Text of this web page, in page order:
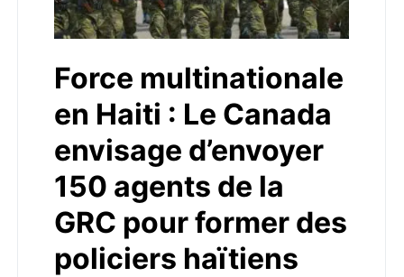
Force multinationale
en Haiti : Le Canada
envisage d’envoyer
150 agents de la
GRC pour former des
policiers haïtiens